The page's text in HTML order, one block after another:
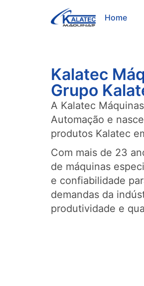
Home
Kalatec
Grupo
A Kalatec
Automação e
produtos Kalatec
Com mais de 23
de máquinas
e confiabilidade
demandas da
produtividade e